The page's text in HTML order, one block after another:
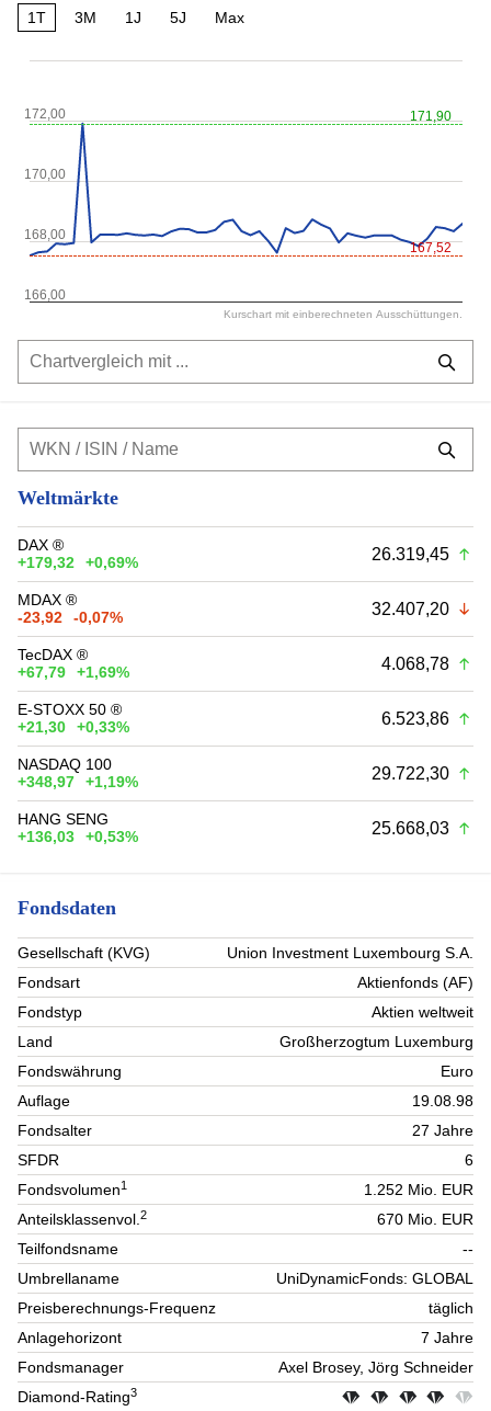
1T 3M 1J 5J Max
171,90
167,52
166,00
168,00
170,00
172,00
Kurschart mit einberechneten Ausschüttungen.
Weltmärkte
DAX ®
+179,32
+0,69% 26.319,45
MDAX ®
-23,92
-0,07% 32.407,20
TecDAX ®
+67,79
+1,69% 4.068,78
E-STOXX 50 ®
+21,30
+0,33% 6.523,86
NASDAQ 100
+348,97
+1,19% 29.722,30
HANG SENG
+136,03
+0,53% 25.668,03
Fondsdaten
Gesellschaft (KVG)
Union Investment Luxembourg S.A.
Fondsart
Aktienfonds (AF)
Fondstyp
Aktien weltweit
Land
Großherzogtum Luxemburg
Fondswährung
Euro
Auflage
19.08.98
Fondsalter
27 Jahre
SFDR
6
Fondsvolumen1
1.252 Mio. EUR
Anteilsklassenvol.2
670 Mio. EUR
Teilfondsname
--
Umbrellaname
UniDynamicFonds: GLOBAL
Preisberechnungs-Frequenz
täglich
Anlagehorizont
7 Jahre
Fondsmanager
Axel Brosey, Jörg Schneider
Diamond-Rating3